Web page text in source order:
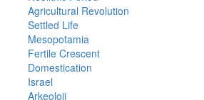
Agricultural Revolution
Settled Life
Mesopotamia
Fertile Crescent
Domestication
Israel
Arkeoloji